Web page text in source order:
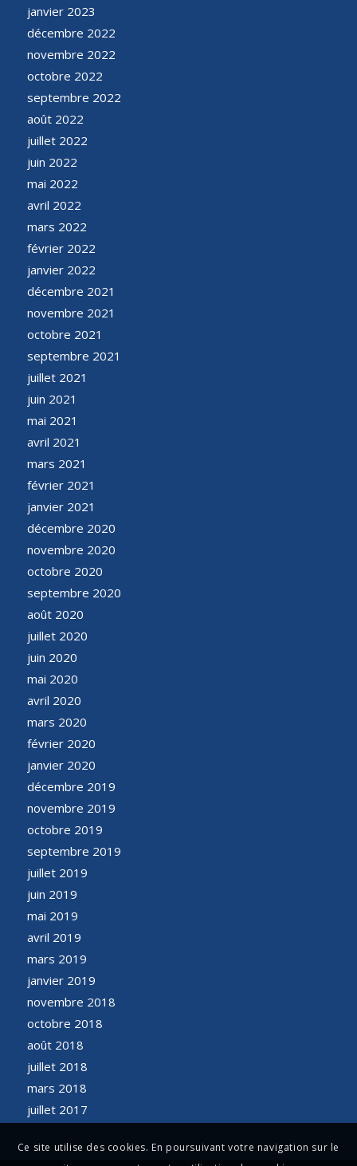
janvier 2023
décembre 2022
novembre 2022
octobre 2022
septembre 2022
août 2022
juillet 2022
juin 2022
mai 2022
avril 2022
mars 2022
février 2022
janvier 2022
décembre 2021
novembre 2021
octobre 2021
septembre 2021
juillet 2021
juin 2021
mai 2021
avril 2021
mars 2021
février 2021
janvier 2021
décembre 2020
novembre 2020
octobre 2020
septembre 2020
août 2020
juillet 2020
juin 2020
mai 2020
avril 2020
mars 2020
février 2020
janvier 2020
décembre 2019
novembre 2019
octobre 2019
septembre 2019
juillet 2019
juin 2019
mai 2019
avril 2019
mars 2019
janvier 2019
novembre 2018
octobre 2018
août 2018
juillet 2018
mars 2018
juillet 2017
Ce site utilise des cookies. En poursuivant votre navigation sur le